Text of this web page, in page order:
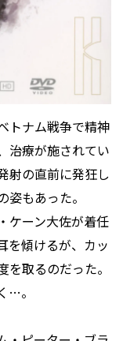
トナム戦争で精神
治療が施されてい
射の直前に発狂し
もあった。
ケーン大佐が着任
を傾けるが、カッ
取るのだった。
…。